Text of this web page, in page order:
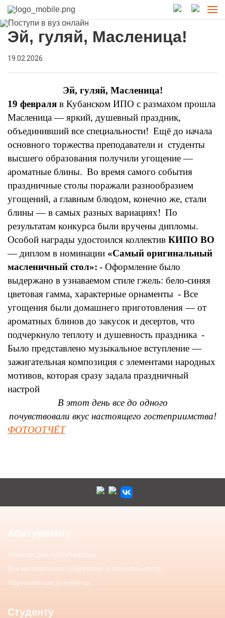
Эй, гуляй, Масленица!
19.02.2026
Эй, гуляй, Масленица!
19 февраля в Кубанском ИПО с размахом прошла
Масленица — яркий, душевный праздник,
объединивший все специальности! Ещё до начала
основного торжества преподаватели и студенты
высшего образования получили угощение —
ароматные блины. Во время самого события
праздничные столы поражали разнообразием
угощений, а главным блюдом, конечно же, стали
блины — в самых разных вариациях! По
результатам конкурса были вручены дипломы.
Особой награды удостоился коллектив КИПО ВО
— диплом в номинации «Самый оригинальный
масленичный стол»: - Оформление было
выдержано в узнаваемом стиле гжель: бело‑синяя
цветовая гамма, характерные орнаменты - Все
угощения были домашнего приготовления — от
ароматных блинов до закусок и десертов, что
подчеркнуло теплоту и душевность праздника -
Было представлено музыкальное вступление —
зажигательная композиция с элементами народных
мотивов, которая сразу задала праздничный
настрой
В этот день все до одного
почувствовали вкус настоящего гостеприимства!
ФОТООТЧЁТ
Абитуриенту
Новости для поступающих
Все направления подготовки и специальности
Нормативные документы
Студенту